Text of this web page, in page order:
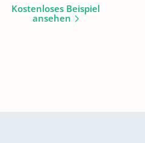
Kostenloses Beispiel
ansehen